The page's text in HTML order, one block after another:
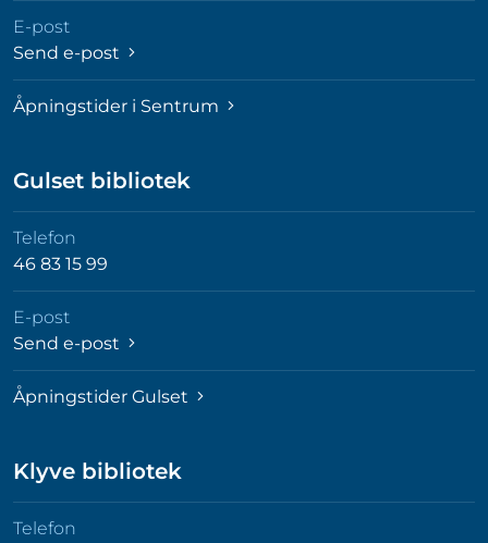
E-post
Send e-post
Åpningstider i Sentrum
Gulset bibliotek
Telefon
46 83 15 99
E-post
Send e-post
Åpningstider Gulset
Klyve bibliotek
Telefon